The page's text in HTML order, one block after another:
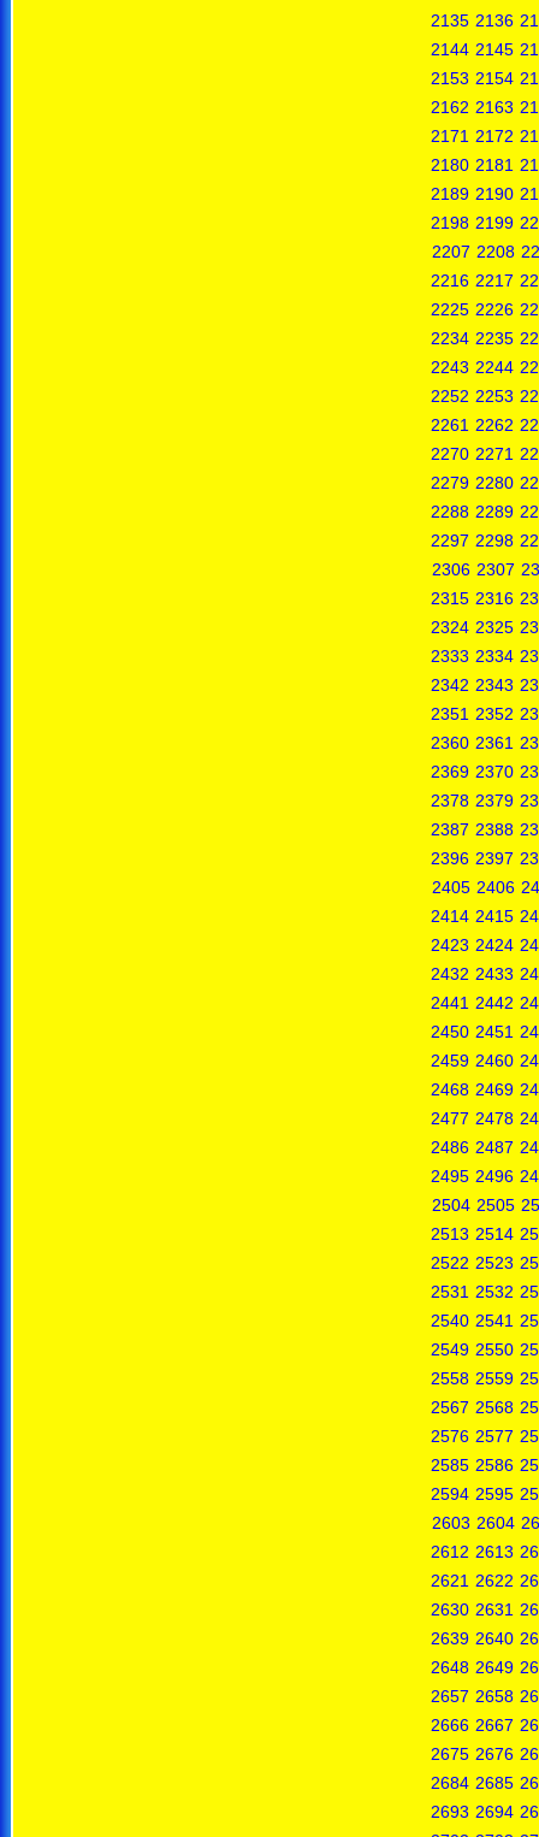
2135 2136
2144 2145
2153 2154
2162 2163
2171 2172
2180 2181
2189 2190
2198 2199
2207 2208
2216 2217
2225 2226
2234 2235
2243 2244
2252 2253
2261 2262
2270 2271
2279 2280
2288 2289
2297 2298
2306 2307
2315 2316
2324 2325
2333 2334
2342 2343
2351 2352
2360 2361
2369 2370
2378 2379
2387 2388
2396 2397
2405 2406
2414 2415
2423 2424
2432 2433
2441 2442
2450 2451
2459 2460
2468 2469
2477 2478
2486 2487
2495 2496
2504 2505
2513 2514
2522 2523
2531 2532
2540 2541
2549 2550
2558 2559
2567 2568
2576 2577
2585 2586
2594 2595
2603 2604
2612 2613
2621 2622
2630 2631
2639 2640
2648 2649
2657 2658
2666 2667
2675 2676
2684 2685
2693 2694